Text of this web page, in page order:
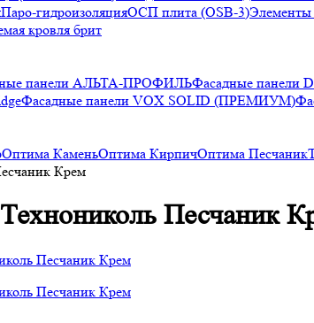
Паро-гидроизоляцияОСП плита (OSB-3)Элементы
кровля брит
панели АЛЬТА-ПРОФИЛЬФасадные панели
Фасадные панели VOX SOLID (ПРЕМИУМ)
Оптима КаменьОптима КирпичОптима Песчаник
Крем
Песчаник